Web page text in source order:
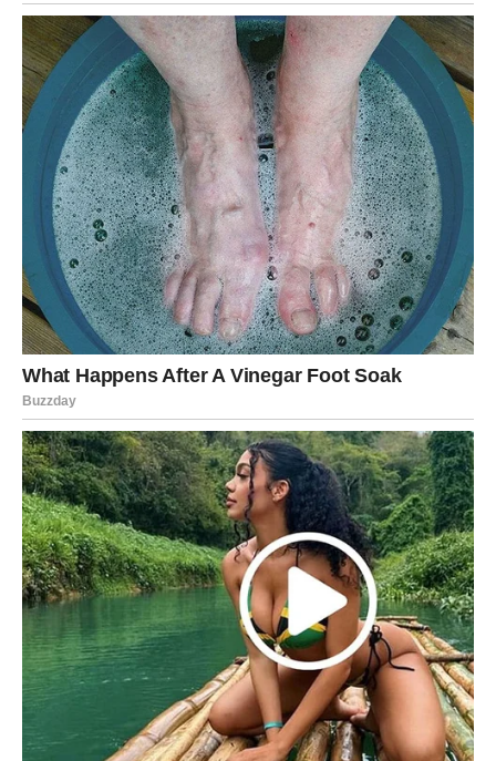
harmoniju
Muškarac Vaga je šarmantan, diplomatičan i veoma
društven. On voli lepotu, ravnotežu i sklad u odnosima.
U ljubavi je romantičan i pažljiv. Voli duge razgovore, lepe
gestove i odnos u kojem postoji razumevanje.
Vaga često traži partnerku sa kojom može graditi odnos
zasnovan na poštovanju i emocionalnoj povezanosti.
Škorpija – Muškarac snažnih
emocija
Muškarac Škorpija je misteriozan, intenzivan i veoma
strastven. On ne pokazuje emocije lako, ali kada nekoga
zavoli, ta ljubav je duboka i snažna.
Škorpija traži iskrenost i lojalnost u odnosu. On ne voli
površne veze i uvek želi da razume pravu prirodu osobe
sa kojom je.
Njegova energija može biti veoma privlačna, ali i pomalo